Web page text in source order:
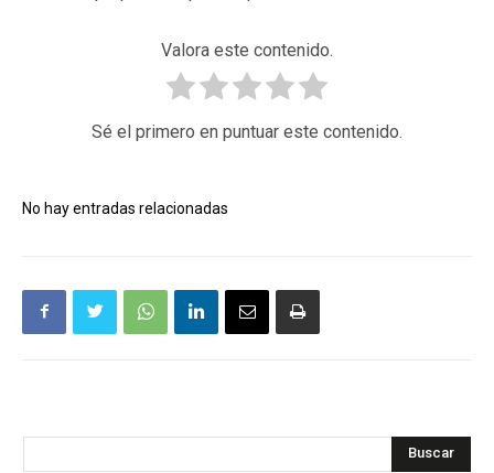
Valora este contenido.
Sé el primero en puntuar este contenido.
No hay entradas relacionadas
Buscar